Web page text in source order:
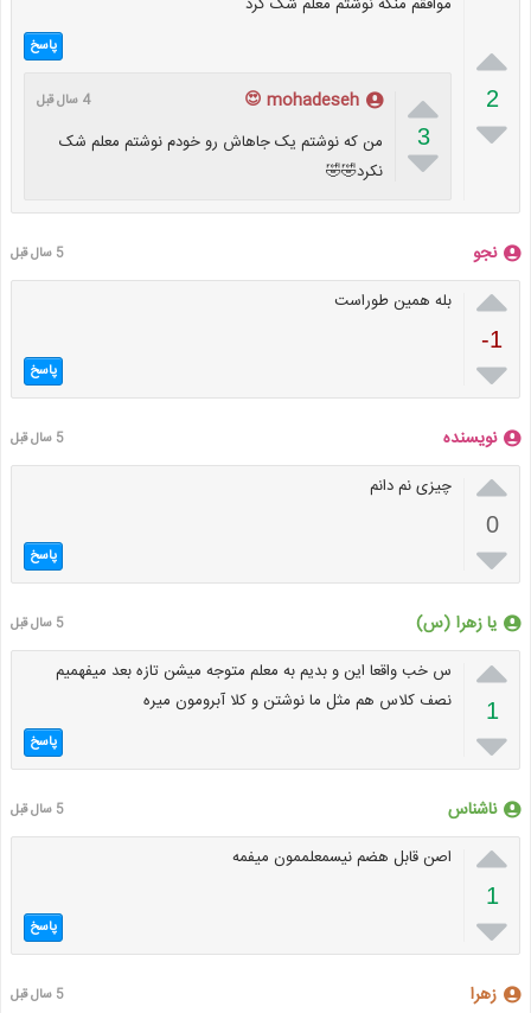

2

پاسخ

3

mohadeseh 😍 4 سال قبل
من که نوشتم یک جاهاش رو خودم نوشتم معلم شک
نکرد🤣🤣
نجو 5 سال قبل

-1

بله همین طوراست
پاسخ
نویسنده 5 سال قبل

0

چیزی نم دانم
پاسخ
یا زهرا (س) 5 سال قبل

1

س خب واقعا این و بدیم به معلم متوجه میشن تازه بعد میفهمیم
نصف کلاس هم مثل ما نوشتن و کلا آبرومون میره
پاسخ
ناشناس 5 سال قبل

1

اصن قابل هضم نیسمعلممون میفمه
پاسخ
زهرا 5 سال قبل